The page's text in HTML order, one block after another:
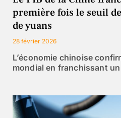
première fois le seuil
de yuans
28 février 2026
L’économie chinoise
mondial en franchissant